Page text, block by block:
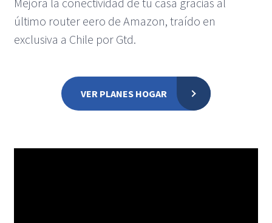
último router eero de Amazon, traído en
exclusiva a Chile por Gtd.
VER PLANES HOGAR